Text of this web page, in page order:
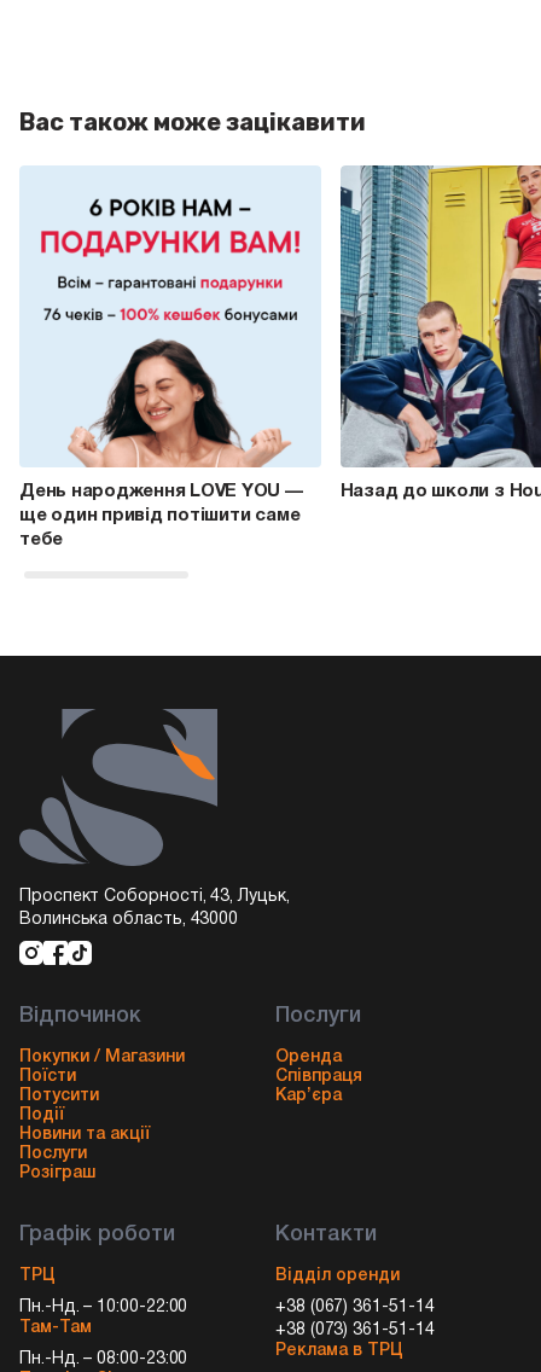
Вас також може зацікавити
День народження LOVE YOU —
ще один привід потішити саме
тебе
Назад до школи з
Проспект Соборності, 43, Луцьк,
Волинська область, 43000
Відпочинок
Покупки / Магазини
Поїсти
Потусити
Події
Новини та акції
Послуги
Розіграш
Послуги
Оренда
Співпраця
Кар’єра
Графік роботи
ТРЦ
Пн.-Нд. – 10:00-22:00
Там-Там
Пн.-Нд. – 08:00-23:00
Контакти
Відділ оренди
+38 (067) 361-51-14
+38 (073) 361-51-14
Реклама в ТРЦ